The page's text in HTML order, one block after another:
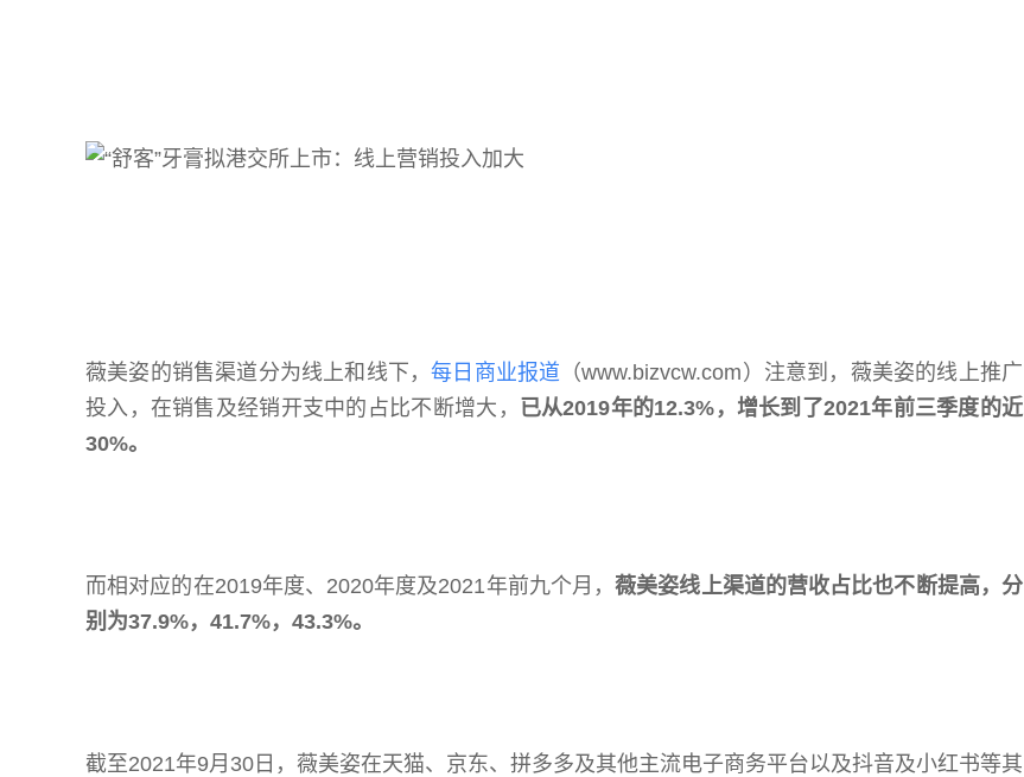
薇美姿的销售渠道分为线上和线下，每日商业报道 （www.bizvcw.com）注意到，薇美姿的线上推广
投入，在销售及经销开支中的占比不断增大，
已从2019年的12.3%，增长到了2021年前三季度的近
30%。
而相对应的在2019年度、2020年度及2021年前九个月，薇美姿线上渠道的营收占比也不断提高，分
别为37.9%，41.7%，43.3%。
截至2021年9月30日，薇美姿在天猫、京东、拼多多及其他主流电子商务平台以及抖音及小红书等其